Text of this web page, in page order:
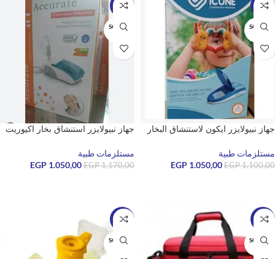
-5%
SOLD O
جهاز نبيولايزر ايكون لاستنشاق البخار
مستلزمات طبية
EGP1.100,00
EGP 1.050,00
-10%
SOLD O
جهاز نبيولايزر استنشاق بخار اكيوريت
مستلزمات طبية
EGP1.170,00
EGP 1.050,00
-4%
SOLD O
-10%
SOLD O